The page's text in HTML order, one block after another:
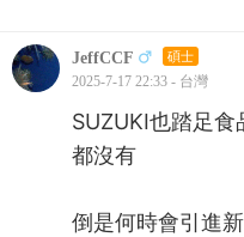
JeffCCF 碩士
2025-7-17 22:33 - 台灣
SUZUKI也踏足
都沒有
倒是何時會引進